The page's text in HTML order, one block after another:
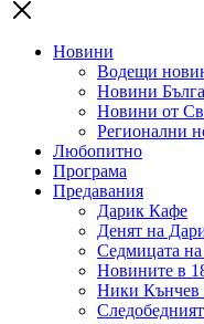
Новини
Водещи
Новини
Новини от
Регионални
Любопитно
Програма
Предавания
Дарик Кафе
Денят на
Седмицата
Новините в
Ники